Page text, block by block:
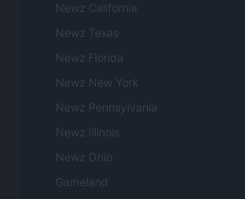
Newz California
Newz Texas
Newz Florida
Newz New York
Newz Pennsylvania
Newz Illinois
Newz Ohio
Gameland